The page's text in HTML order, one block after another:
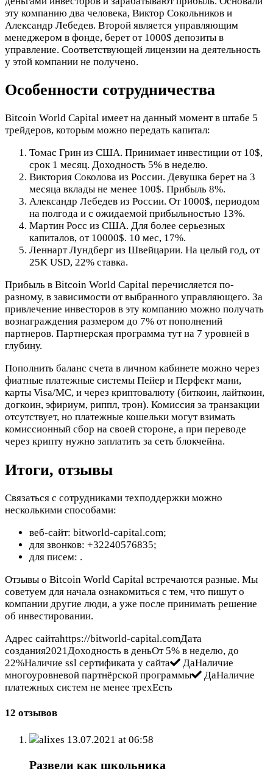
эту компанию два человека, Виктор Сокольников и
Александр Лебедев. Второй является управляющим
менеджером в фонде, берет от 1000$ депозиты в
управление. Соответствующей лицензии на деятельность
у этой компании не получено.
Особенности сотрудничества
Bitcoin World Capital имеет на данный момент в штабе 5
трейдеров, которым можно передать капитал:
Томас Грин из США. Принимает инвестиции от 10$,
срок 1 месяц. Доходность 5% в неделю.
Виктория Соколова из России. Девушка берет на 3
месяца вклады не менее 100$. Прибыль 8%.
Александр Лебедев из России. От 1000$, периодом
на полгода и с ожидаемой прибыльностью 13%.
Мартин Росс из США. Для более серьезных
капиталов, от 10000$. 10 мес, 17%.
Леннарт Лундберг из Швейцарии. На целый год, от
25K USD, 22% ставка.
Прибыль в Bitcoin World Capital перечисляется по-
разному, в зависимости от выбранного управляющего. За
привлечение инвесторов в эту компанию можно получать
вознаграждения размером до 7% от пополнений
партнеров. Партнерская программа тут на 7 уровней в
глубину.
Пополнить баланс счета в личном кабинете можно через
фиатные платежные системы Пейер и Перфект мани,
карты Visa/MC, и через криптовалюту (биткоин, лайткоин,
догкоин, эфириум, риппл, трон). Комиссия за транзакции
отсутствует, но платежные кошельки могут взимать
комиссионный сбор на своей стороне, а при переводе
через крипту нужно заплатить за сеть блокчейна.
Итоги, отзывы
Связаться с сотрудниками техподдержки можно
несколькими способами:
веб-сайт: bitworld-capital.com;
для звонков: +32240576835;
для писем: .
Отзывы о Bitcoin World Capital встречаются разные. Мы
советуем для начала ознакомиться с тем, что пишут о
компании другие люди, а уже после принимать решение
об инвестировании.
Адрес сайтаhttps://bitworld-capital.comДата
создания2021Доходность в деньОт 5% в неделю, до
22%Наличие ssl сертификата у сайта
ДаНаличие
многоуровневой партнёрской программы
ДаНаличие
платежных систем не менее трехЕсть
12 отзывов
alixes 13.07.2021 at 06:58
Развели как школьника